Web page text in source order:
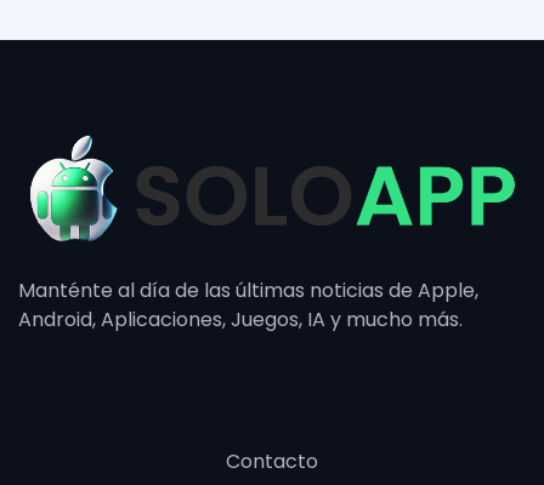
Manténte al día de las últimas noticias de Apple,
Android, Aplicaciones, Juegos, IA y mucho más.
Contacto